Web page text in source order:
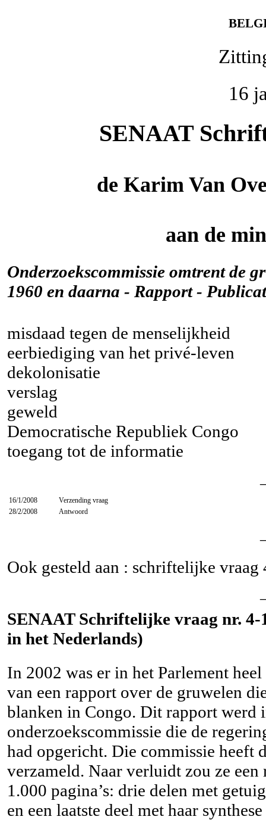
16
SENAAT
de Karim Van
aan de
Onderzoekscommissie omtrent de
1960 en daarna - Rapport -
misdaad tegen de menselijkheid
eerbiediging van het privé-leven
dekolonisatie
verslag
geweld
Democratische Republiek Congo
toegang tot de informatie
16/1/2008
Verzending vraag
28/2/2008
Antwoord
Ook gesteld aan : schriftelijke vraag
SENAAT Schriftelijke vraag nr. 4-
in het Nederlands)
In 2002 was er in het Parlement
van een rapport over de gruwelen
blanken in Congo. Dit rapport werd
onderzoekscommissie die de
had opgericht. Die commissie heeft
verzameld. Naar verluidt zou ze
1.000 pagina’s: drie delen met
en een laatste deel met haar